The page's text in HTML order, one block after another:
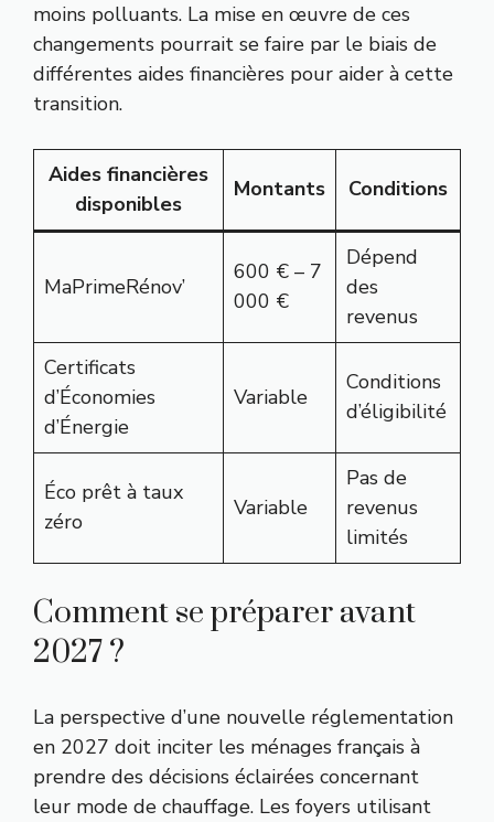
moins polluants. La mise en œuvre de ces
changements pourrait se faire par le biais de
différentes aides financières pour aider à cette
transition.
Aides financières
disponibles
Montants Conditions
MaPrimeRénov’
600 € – 7
000 €
Dépend
des
revenus
Certificats
d’Économies
d’Énergie
Variable
Conditions
d’éligibilité
Éco prêt à taux
zéro
Variable
Pas de
revenus
limités
Comment se préparer avant
2027 ?
La perspective d’une nouvelle réglementation
en 2027 doit inciter les ménages français à
prendre des décisions éclairées concernant
leur mode de chauffage. Les foyers utilisant